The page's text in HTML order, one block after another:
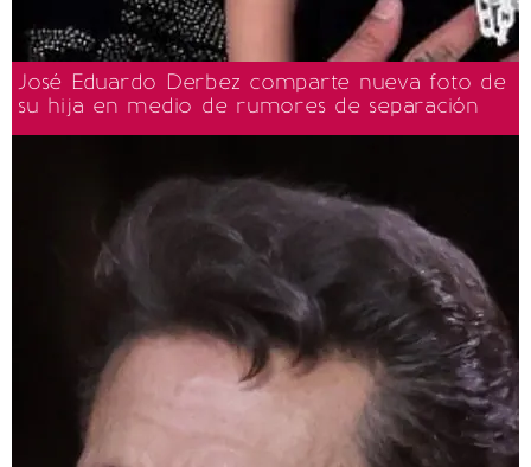
José Eduardo Derbez comparte nueva foto de
su hija en medio de rumores de separación